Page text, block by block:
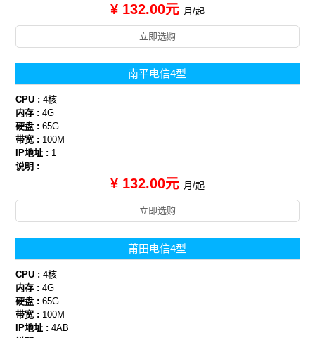
¥ 132.00元 月/起
立即选购
南平电信4型
CPU :4核
内存 :4G
硬盘 :65G
带宽 : 100M
IP地址 : 1
说明 :
¥ 132.00元 月/起
立即选购
莆田电信4型
CPU :4核
内存 :4G
硬盘 :65G
带宽 : 100M
IP地址 :4AB